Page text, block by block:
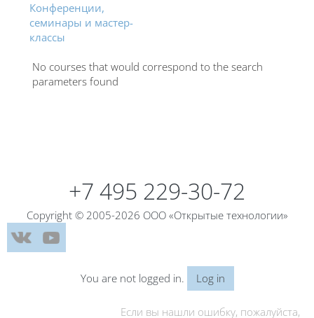
Конференции,
семинары и мастер-
классы
No courses that would correspond to the search
parameters found
+7 495 229-30-72
Copyright © 2005-2026 ООО «Открытые технологии»
You are not logged in. Log in
Если вы нашли ошибку, пожалуйста,